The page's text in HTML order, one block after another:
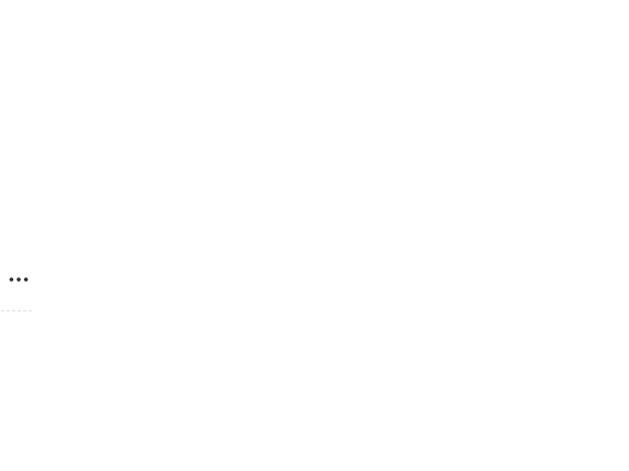
cm / 36 in, Cintura: 66 cm / 26 in, Busto: 78 cm / 31 in, Color: Multicolor, Talla: M